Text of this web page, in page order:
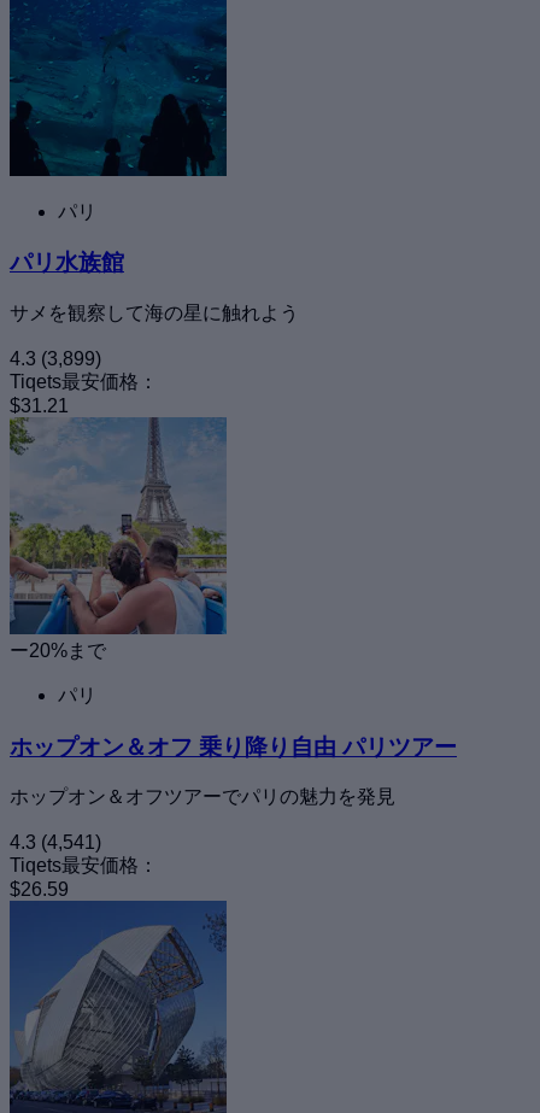
パリ
パリ水族館
サメを観察して海の星に触れよう
4.3 (3,899)
Tiqets最安価格：
$31.21
ー20%まで
パリ
ホップオン＆オフ 乗り降り自由 パリツアー
ホップオン＆オフツアーでパリの魅力を発見
4.3 (4,541)
Tiqets最安価格：
$26.59